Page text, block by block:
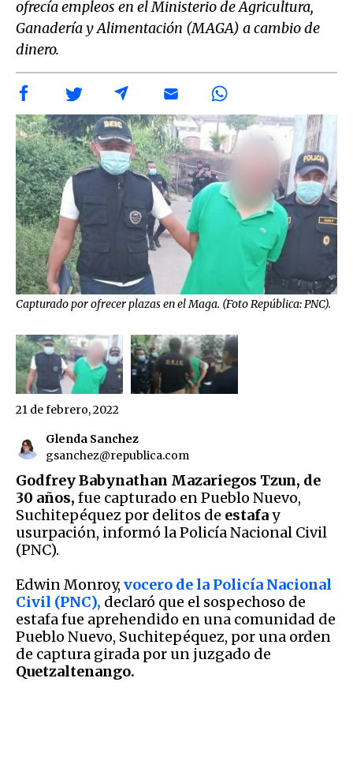
ofrecía empleos en el Ministerio de Agricultura,
Ganadería y Alimentación (MAGA) a cambio de
dinero.
Capturado por ofrecer plazas en el Maga. (Foto República: PNC).
Glenda Sanchez
gsanchez@republica.com
21 de febrero, 2022
Godfrey Babynathan Mazariegos Tzun, de
30 años, fue capturado en Pueblo Nuevo,
Suchitepéquez por delitos de estafay
usurpación, informó la Policía Nacional Civil
(PNC).
Edwin Monroy, vocero de la Policía Nacional
Civil (PNC), declaró que el sospechoso de
estafa fue aprehendido en una comunidad de
Pueblo Nuevo, Suchitepéquez, por una orden
de captura girada por un juzgado de
Quetzaltenango.